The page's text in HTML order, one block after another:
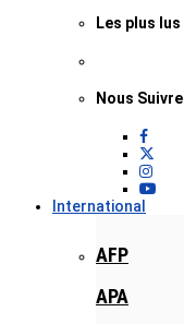
Les plus lus
Nous Suivre
International
AFP
APA